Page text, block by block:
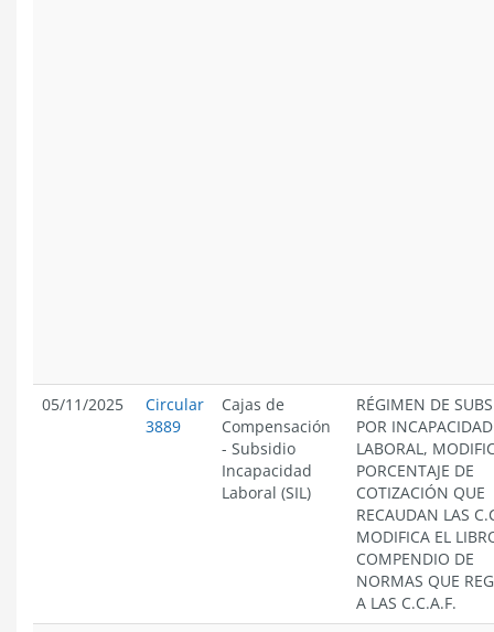
05/11/2025
Circular
3889
Cajas de
Compensación
- Subsidio
Incapacidad
Laboral (SIL)
RÉGIMEN DE
POR INCAPACIDAD
LABORAL,
PORCENTAJE DE
COTIZACIÓN QUE
RECAUDAN LAS
MODIFICA EL
COMPENDIO DE
NORMAS QUE
A LAS C.C.A.F.